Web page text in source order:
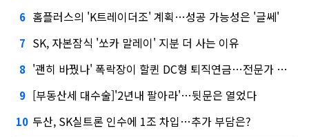
6 홈플러스의 'K트레이더조' 계획…성공 가능성은 '글쎄'
7 SK, 자본잠식 '쏘카 말레이' 지분 더 사는 이유
8 '괜히 바꿨나' 폭락장이 할퀸 DC형 퇴직연금…전문가 조언은
9 [부동산세 대수술]'2년내 팔아라'…뒷문은 열었다
10 두산, SK실트론 인수에 1조 차입…추가 부담은?